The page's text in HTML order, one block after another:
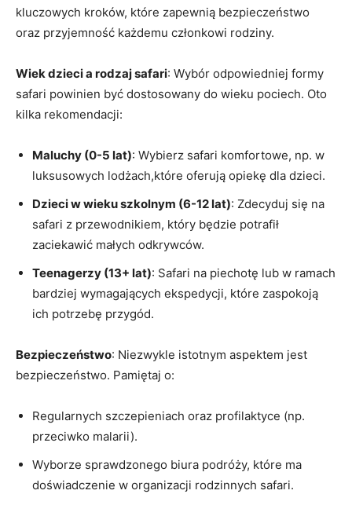
kluczowych kroków, które zapewnią bezpieczeństwo
oraz przyjemność każdemu członkowi rodziny.
Wiek dzieci a rodzaj safari: Wybór odpowiedniej formy
safari powinien być dostosowany do wieku pociech. ‍Oto
kilka rekomendacji:
Maluchy (0-5 lat):⁣ Wybierz safari komfortowe, np. w
luksusowych lodżach,które oferują opiekę ‌dla dzieci.
Dzieci w wieku szkolnym (6-12 lat): Zdecyduj się na‌
safari z przewodnikiem, który będzie ⁢potrafił
zaciekawić małych odkrywców.
Teenagerzy (13+ lat): Safari na‍ piechotę lub ​w ramach
bardziej wymagających ekspedycji, które zaspokoją
ich potrzebę przygód.
Bezpieczeństwo: Niezwykle istotnym aspektem jest
bezpieczeństwo. Pamiętaj o:
Regularnych szczepieniach oraz profilaktyce (np.
przeciwko malarii).
Wyborze sprawdzonego ⁣biura podróży, ‌które ma
doświadczenie w organizacji rodzinnych safari.